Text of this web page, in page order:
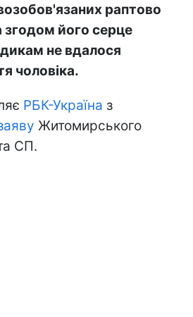
раптово
згодом його серце
не вдалося
чоловіка.
РБК-Україна з
Житомирського
СП.